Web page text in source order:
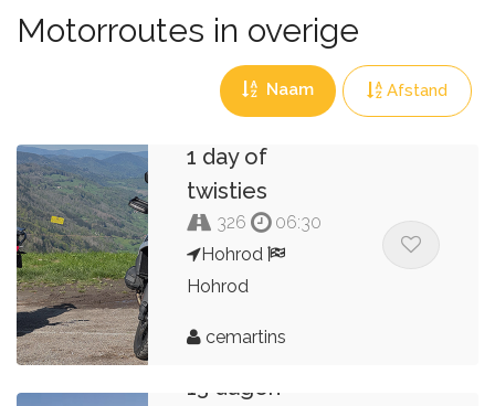
Motorroutes in overige
Naam Afstand
1 day of
twisties
326
06:30
Hohrod
Hohrod
cemartins
13 dagen